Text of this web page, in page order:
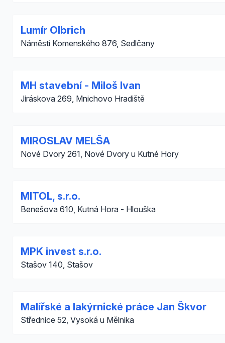
Lumír Olbrich
Náměstí Komenského 876, Sedlčany
MH stavební - Miloš Ivan
Jiráskova 269, Mnichovo Hradiště
MIROSLAV MELŠA
Nové Dvory 261, Nové Dvory u Kutné Hory
MITOL, s.r.o.
Benešova 610, Kutná Hora - Hlouška
MPK invest s.r.o.
Stašov 140, Stašov
Malířské a lakýrnické práce Jan Škvor
Střednice 52, Vysoká u Mělnika